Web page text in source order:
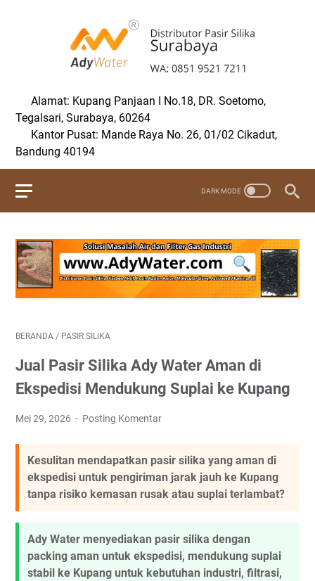
Alamat: Kupang Panjaan I No.18, DR. Soetomo,
Tegalsari, Surabaya, 60264
Kantor Pusat: Mande Raya No. 26, 01/02 Cikadut,
Bandung 40194
BERANDA / PASIR SILIKA
Jual Pasir Silika Ady Water Aman di
Ekspedisi Mendukung Suplai ke Kupang
Mei 29, 2026 Posting Komentar
Kesulitan mendapatkan pasir silika yang aman di
ekspedisi untuk pengiriman jarak jauh ke Kupang
tanpa risiko kemasan rusak atau suplai terlambat?
Ady Water menyediakan pasir silika dengan
packing aman untuk ekspedisi, mendukung suplai
stabil ke Kupang untuk kebutuhan industri, filtrasi,